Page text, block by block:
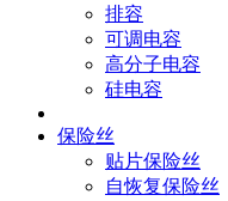
排容
可调电容
高分子电容
硅电容
保险丝
贴片保险丝
自恢复保险丝